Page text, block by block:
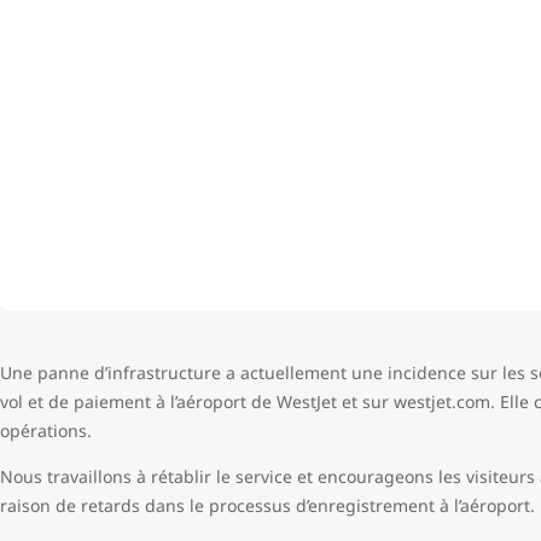
Une panne d’infrastructure a actuellement une incidence sur les
vol et de paiement à l’aéroport de WestJet et sur westjet.com. Elle
opérations.
Nous travaillons à rétablir le service et encourageons les
raison de retards dans le processus d’enregistrement à l’aéroport.